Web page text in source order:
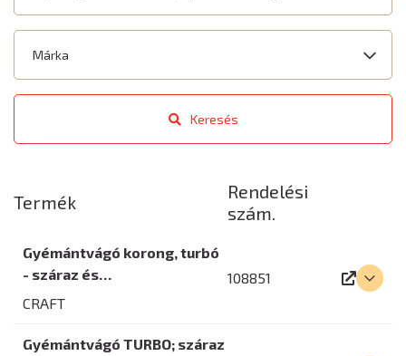
Keresés
Termék
Rendelési
szám.
Gyémántvágó korong, turbó
- száraz és…
CRAFT
108851
Gyémántvágó TURBO; száraz